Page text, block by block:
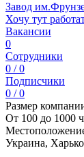
Завод
Хочу тут
Вакансии
0
Сотрудники
0 / 0
Подписчики
0 / 0
Размер
От 100 до 1000
Украина,